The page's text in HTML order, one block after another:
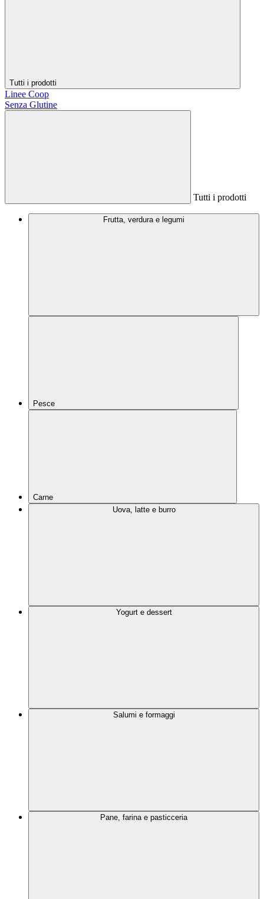
Tutti i prodotti
Linee Coop
Senza Glutine
Tutti i prodotti
Frutta, verdura e legumi
Pesce
Carne
Uova, latte e burro
Yogurt e dessert
Salumi e formaggi
Pane, farina e pasticceria